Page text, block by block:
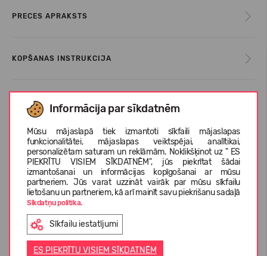
Informācija par sīkdatnēm
Mūsu mājaslapā tiek izmantoti sīkfaili mājaslapas
funkcionalitātei, mājaslapas veiktspējai, analītikai,
personalizētam saturam un reklāmām. Noklikšķinot uz " ES
PIEKRĪTU VISIEM SĪKDATNĒM", jūs piekrītat šādai
izmantošanai un informācijas kopīgošanai ar mūsu
partneriem. Jūs varat uzzināt vairāk par mūsu sīkfailu
lietošanu un partneriem, kā arī mainīt savu piekrišanu sadaļā
Sīkdatņu politika.
Sīkfailu iestatījumi
ES PIEKRĪTU VISIEM SĪKDATNĒM
PRECES APRAKSTS
KOPŠANAS INSTRUKCIJA
IZMĒRU TABULA
PAR REIMA
KLIENTU ATSAUKSMES (0)
Līdzīgas preces